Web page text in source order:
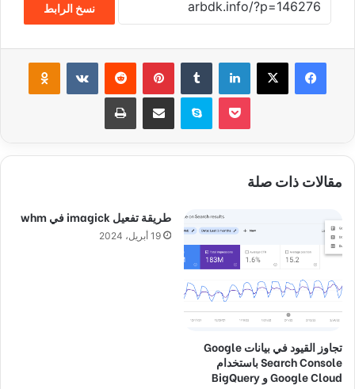
نسخ الرابط
فيسبوك لينكدإن بينتيريست
سكايب
مقالات ذات صلة
تجاوز القيود في بيانات Google
Search Console باستخدام
Google Cloud و BigQuery
طريقة تفعيل imagick في whm
19 أبريل، 2024